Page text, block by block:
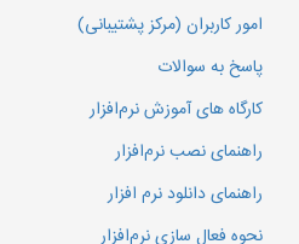
امور کاربران (مرکز پشتیبانی)
پاسخ به سوالات
کارگاه های آموزش نرم‌افزار
راهنمای نصب نرم‌افزار
راهنمای دانلود نرم افزار
نحوه فعال سازی نرم‌افزار